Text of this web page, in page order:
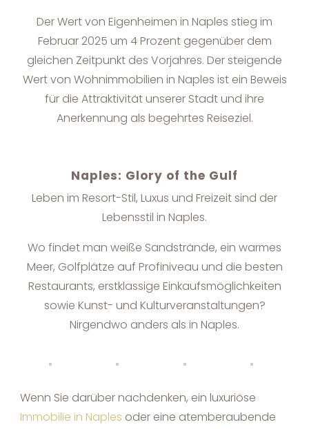
Der Wert von Eigenheimen in Naples stieg im
Februar 2025 um 4 Prozent gegenüber dem
gleichen Zeitpunkt des Vorjahres. Der steigende
Wert von Wohnimmobilien in Naples ist ein Beweis
für die Attraktivität unserer Stadt und ihre
Anerkennung als begehrtes Reiseziel.
Naples: Glory of the Gulf
Leben im Resort-Stil, Luxus und Freizeit sind der
Lebensstil in Naples.
Wo findet man weiße Sandstrände, ein warmes
Meer, Golfplätze auf Profiniveau und die besten
Restaurants, erstklassige Einkaufsmöglichkeiten
sowie Kunst- und Kulturveranstaltungen?
Nirgendwo anders als in Naples.
Wenn Sie darüber nachdenken, ein luxuriöse
Immobilie in Naples oder eine atemberaubende